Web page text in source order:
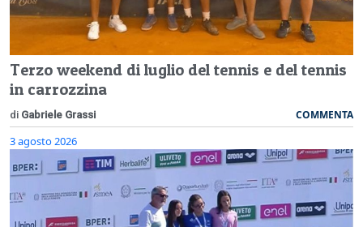
Terzo weekend di luglio del tennis e del tennis
in carrozzina
di Gabriele Grassi COMMENTA
3 agosto 2026